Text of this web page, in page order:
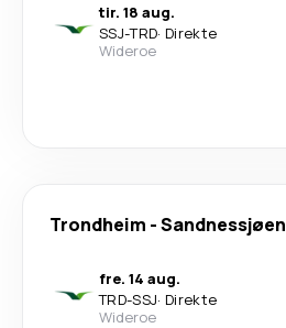
tir. 18 aug.
SSJ-TRD· Direkte
Wideroe
Trondheim -Sandnessjøen
fre. 14 aug.
TRD-SSJ· Direkte
Wideroe